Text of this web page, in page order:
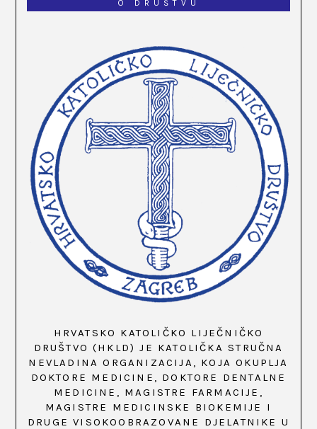
O DRUŠTVU
HRVATSKO KATOLIČKO LIJEČNIČKO
DRUŠTVO (HKLD) JE KATOLIČKA STRUČNA
NEVLADINA ORGANIZACIJA, KOJA OKUPLJA
DOKTORE MEDICINE, DOKTORE DENTALNE
MEDICINE, MAGISTRE FARMACIJE,
MAGISTRE MEDICINSKE BIOKEMIJE I
DRUGE VISOKOOBRAZOVANE DJELATNIKE U